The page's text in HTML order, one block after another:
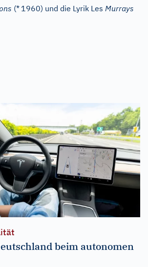
(* 1960) und die Lyrik Les Murrays
beim autonomen